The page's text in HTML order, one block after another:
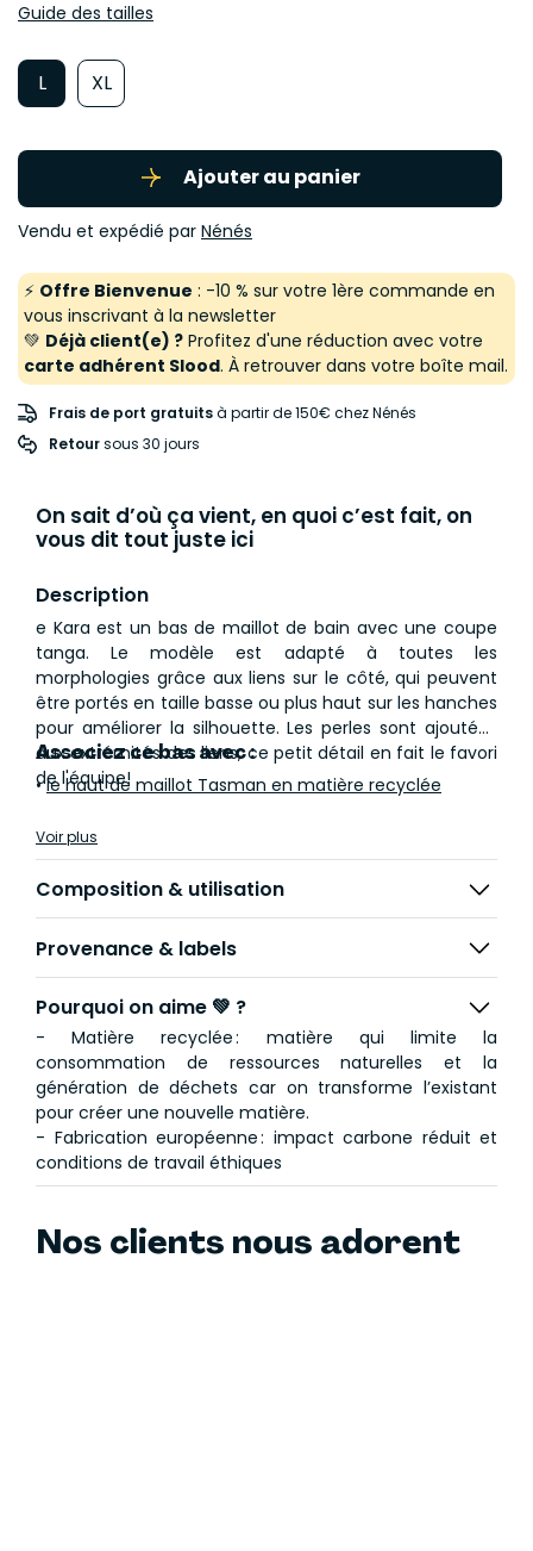
Guide des tailles
L XL
Ajouter au panier
Vendu et expédié par Nénés
⚡ Offre Bienvenue : -10 % sur votre 1ère commande en
vous inscrivant à la newsletter
💚 Déjà client(e) ? Profitez d'une réduction avec votre
carte adhérent Slood. À retrouver dans votre boîte mail.
Frais de port gratuitsà partir de 150€ chez Nénés
Retour sous 30 jours
On sait d’où ça vient, en quoi c’est fait, on
vous dit tout juste ici
Description
e Kara est un bas de maillot de bain avec une coupe
tanga. Le modèle est adapté à toutes les
morphologies grâce aux liens sur le côté, qui peuvent
être portés en taille basse ou plus haut sur les hanches
pour améliorer la silhouette. Les perles sont ajoutées
aux extrémités des liens, ce petit détail en fait le favori
de l'équipe!
Il est fabriqué à partir d'un tissu ajouré de petites fleurs,
fabriqué à partir de fibres recyclées. Son style féminin
et bohème est très apprécié, avec des teintes
naturelles, très douces, qui seront parfaites pour
Associez ce bas avec :
•le haut de maillot Tasman en matière recyclée
Voir plus
Composition & utilisation
Provenance & labels
Pourquoi on aime 💚 ?
- Matière recyclée : matière qui limite la
consommation de ressources naturelles et la
génération de déchets car on transforme l’existant
pour créer une nouvelle matière.
- Fabrication européenne : impact carbone réduit et
conditions de travail éthiques
Nos clients nous adorent